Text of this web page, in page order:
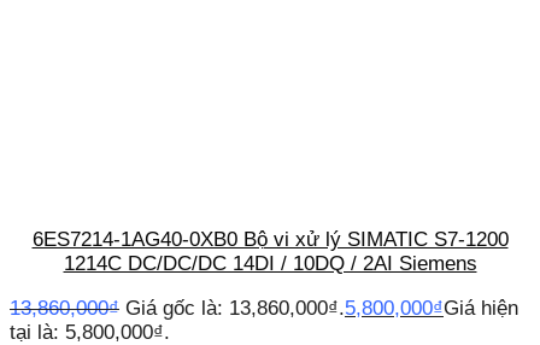
6ES7214-1AG40-0XB0 Bộ vi xử lý SIMATIC S7-1200
1214C DC/DC/DC 14DI / 10DQ / 2AI Siemens
13,860,000₫ Giá gốc là: 13,860,000₫.5,800,000₫Giá hiện
tại là: 5,800,000₫.